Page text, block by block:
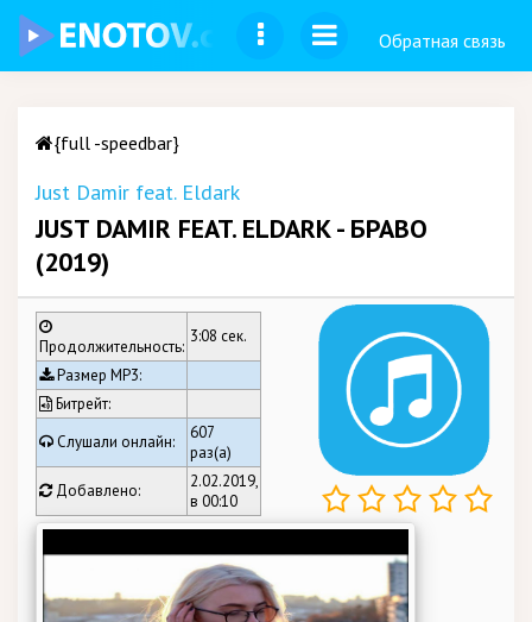
Обратная связь
{full -speedbar}
Just Damir feat. Eldark
JUST DAMIR FEAT. ELDARK - БРАВО
(2019)
Продолжительность:
3:08 сек.
Размер MP3:
Битрейт:
Слушали онлайн:
607
раз(а)
Добавлено:
2.02.2019,
в 00:10